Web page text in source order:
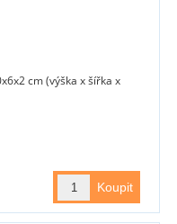
cm (výška x šířka x